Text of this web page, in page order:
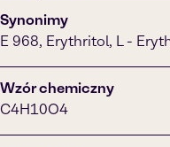
Synonimy
E 968, Erythritol, L -
Wzór chemiczny
C4H10O4